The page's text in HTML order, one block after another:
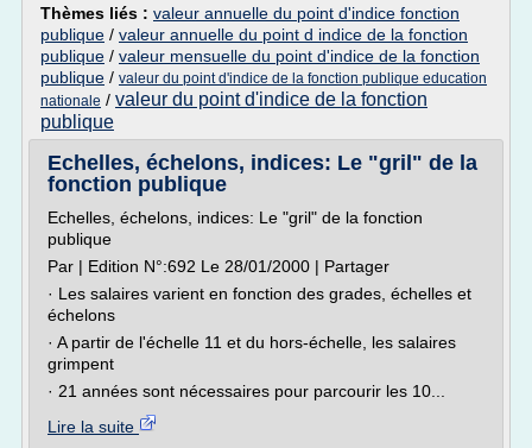
Thèmes liés : valeur annuelle du point d'indice fonction
publique / valeur annuelle du point d indice de la fonction
publique / valeur mensuelle du point d'indice de la fonction
publique / valeur du point d'indice de la fonction publique education
nationale / valeur du point d'indice de la fonction
publique
Echelles, échelons, indices: Le "gril" de la
fonction publique
Echelles, échelons, indices: Le "gril" de la fonction
publique
Par | Edition N°:692 Le 28/01/2000 | Partager
· Les salaires varient en fonction des grades, échelles et
échelons
· A partir de l'échelle 11 et du hors-échelle, les salaires
grimpent
· 21 années sont nécessaires pour parcourir les 10...
Lire la suite